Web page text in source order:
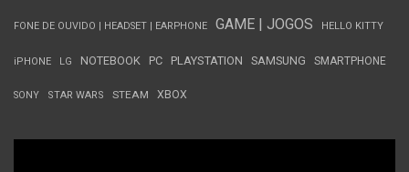
FONE DE OUVIDO | HEADSET | EARPHONE GAME | JOGOS HELLO KITTY
iPHONE LG NOTEBOOK PC PLAYSTATION SAMSUNG SMARTPHONE
SONY STAR WARS STEAM XBOX